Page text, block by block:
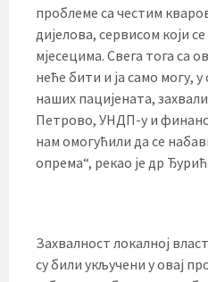
проблеме са честим
дијелова, сервисом који
мјесецима. Свега тога са
неће бити и ја само могу, у
наших пацијената,
Петрово, УНДП-у и
нам омогућили да се
опрема“, рекао је др Ђурић.
Захвалност локалној
су били укључени у овај